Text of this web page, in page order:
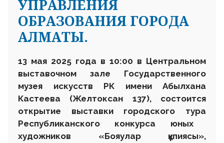
УПРАВЛЕНИЯ
ОБРАЗОВАНИЯ ГОРОДА
АЛМАТЫ.
13 мая 2025 года в 10:00 в Центральном
выставочном зале Государственного
музея искусств РК имени Абылхана
Кастеева (Желтоксан 137), состоится
открытие выставкигородского тура
Республиканского конкурса юных
художников «Бояулар құпиясы»,